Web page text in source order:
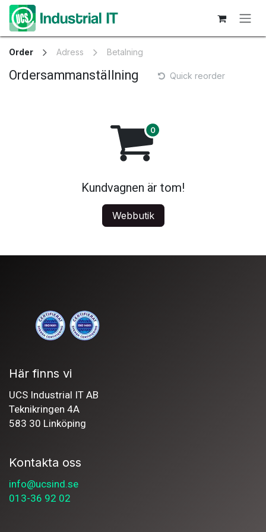
Hoppa till innehåll
Order Adress Betalning
Ordersammanställning Quick reorder
Kundvagnen är tom!
Webbutik
Här finns vi
UCS Industrial IT AB
Teknikringen 4A
583 30 Linköping
Kontakta oss
info@ucsind.se
013-36 92 02